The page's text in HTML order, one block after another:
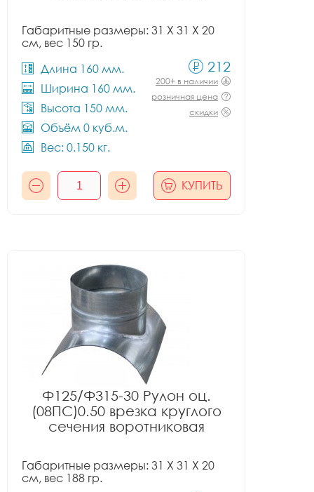
Габаритные размеры: 31 X 31 X 20
см, вес 150 гр.
Длина 160 мм.
Ширина 160 мм.
Высота 150 мм.
Объём 0 куб.м.
Вес: 0.150 кг.
212
200+ в наличии
розничная цена
скидки
КУПИТЬ
Ф125/Ф315-30 Рулон оц.
(08ПС)0.50 врезка круглого
сечения воротниковая
Габаритные размеры: 31 X 31 X 20
см, вес 188 гр.